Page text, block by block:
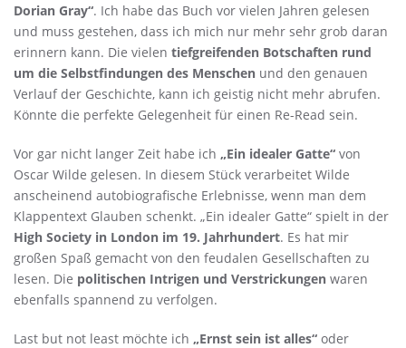
Dorian Gray“. Ich habe das Buch vor vielen Jahren gelesen
und muss gestehen, dass ich mich nur mehr sehr grob daran
erinnern kann. Die vielen tiefgreifenden Botschaften rund
um die Selbstfindungen des Menschen und den genauen
Verlauf der Geschichte, kann ich geistig nicht mehr abrufen.
Könnte die perfekte Gelegenheit für einen Re-Read sein.
Vor gar nicht langer Zeit habe ich „Ein idealer Gatte“ von
Oscar Wilde gelesen. In diesem Stück verarbeitet Wilde
anscheinend autobiografische Erlebnisse, wenn man dem
Klappentext Glauben schenkt. „Ein idealer Gatte“ spielt in der
High Society in London im 19. Jahrhundert. Es hat mir
großen Spaß gemacht von den feudalen Gesellschaften zu
lesen. Die politischen Intrigen und Verstrickungen waren
ebenfalls spannend zu verfolgen.
Last but not least möchte ich „Ernst sein ist alles“ oder